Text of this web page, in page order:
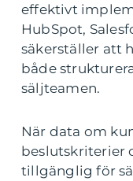
effektivt
HubSpot,
säkerställer att
både
säljteamen.
När data om
beslutskriterier
tillgänglig för